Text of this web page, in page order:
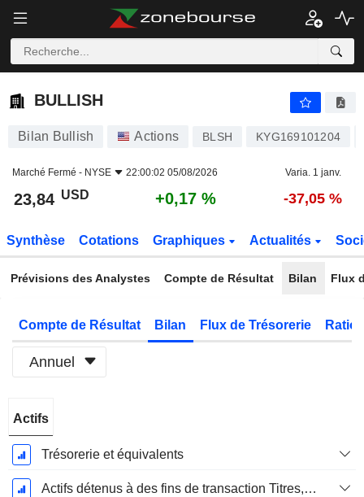
BULLISH
BULLISH
Bilan Bullish Actions BLSH KYG169101204
Marché Fermé - NYSE 22:00:02 05/08/2026 Varia. 1 janv.
23,84 USD +0,17 % -37,05 %
Synthèse Cotations Graphiques Actualités
Prévisions des Analystes Compte de Résultat Bilan Flux
Compte de Résultat Bilan Flux de Trésorerie
Annuel
Fiscale:
Décembre
Actifs
Trésorerie et équivalents
Actifs détenus à des fins de transaction Titres, totalActifs détenus à des fins de transactions (Trading), Total.